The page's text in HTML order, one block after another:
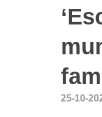
25-10-